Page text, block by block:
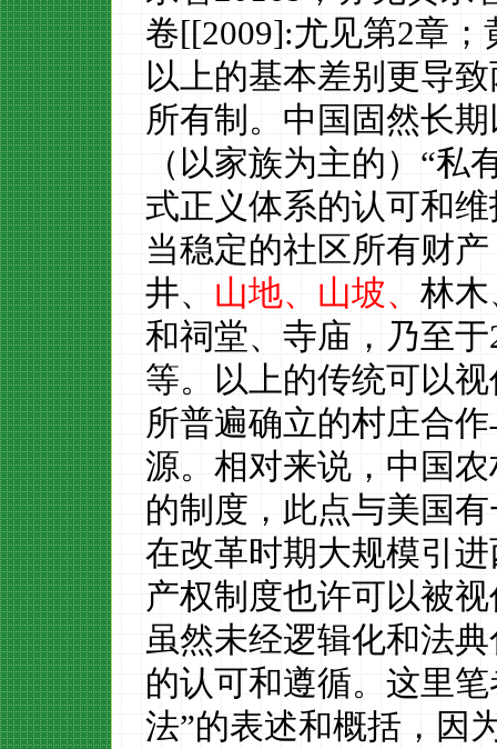
卷[[2009]:尤见第2章；
以上的基本差别更导
所有制。中国固然长
（以家族为主的）“私
式正义体系的认可和
当稳定的社区所有财
井、山地、山坡、林木
和祠堂、寺庙，乃至于
等。以上的传统可以
所普遍确立的村庄合
源。相对来说，中国
的制度，此点与美国有
在改革时期大规模引
产权制度也许可以被
虽然未经逻辑化和法
的认可和遵循。这里
法”的表述和概括，因